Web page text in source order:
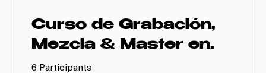
Curso de Grabación,
Mezcla & Master en